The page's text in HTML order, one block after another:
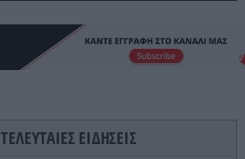
ΤΕΛΕΥΤΑΙΕΣ ΕΙΔΗΣΕΙΣ